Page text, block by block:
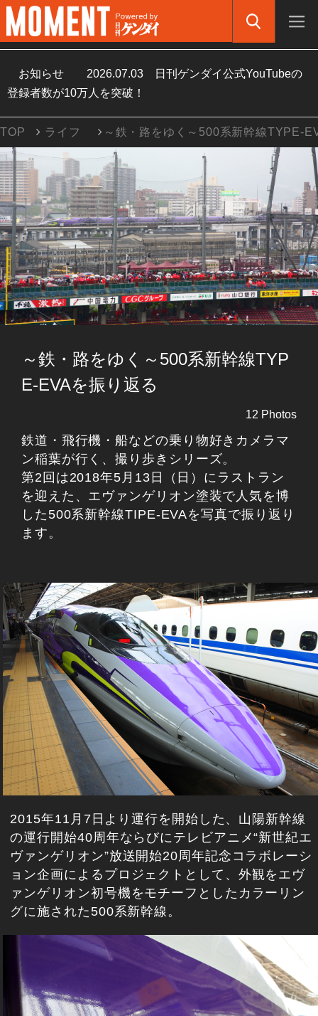
お知らせ 2026.07.03
日刊ゲンダイ公式YouTubeの
登録者数が10万人を突破！
TOP ライフ ～鉄・路をゆく～500系新幹線TYPE-
～鉄・路をゆく～500系新幹線TYP
E-EVAを振り返る
12 Photos
鉄道・飛行機・船などの乗り物好きカメラマ
ン稲葉が行く、撮り歩きシリーズ。
第2回は2018年5月13日（日）にラストラン
を迎えた、エヴァンゲリオン塗装で人気を博
した500系新幹線TIPE-EVAを写真で振り返り
ます。
2015年11月7日より運行を開始した、山陽新幹線
の運行開始40周年ならびにテレビアニメ“新世紀エ
ヴァンゲリオン”放送開始20周年記念コラボレーシ
ョン企画によるプロジェクトとして、外観をエヴ
ァンゲリオン初号機をモチーフとしたカラーリン
グに施された500系新幹線。